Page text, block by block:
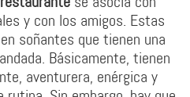
y con los amigos. Estas
soñantes que tienen una
Básicamente, tienen
aventurera, enérgica y